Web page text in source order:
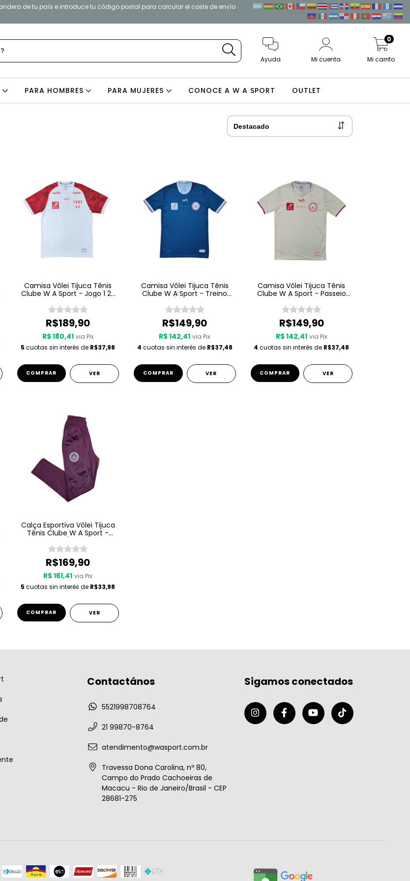
bandera de tu país e introduce tu código postal para calcular el coste de envío
Ayuda Mi cuenta Mi carrito
0
PARA HOMBRES PARA MUJERES CONOCE A W A SPORT OUTLET
Camisa Vôlei Tijuca Tênis
Clube W A Sport - Jogo 1 25
R$189,90
R$ 180,41 via Pix
5 cuotas sin interés de R$37,98
COMPRAR VER
Camisa Vôlei Tijuca Tênis
Clube W A Sport - Treino
R$149,90
R$ 142,41 via Pix
4 cuotas sin interés de R$37,48
COMPRAR VER
Camisa Vôlei Tijuca Tênis
Clube W A Sport - Passeio
R$149,90
R$ 142,41 via Pix
4 cuotas sin interés de R$37,48
COMPRAR VER
Calça Esportiva Vôlei Tijuca
Tênis Clube W A Sport -
R$169,90
R$ 161,41 via Pix
5 cuotas sin interés de R$33,98
COMPRAR VER
Contactános
5521998708764
21 99870-8764
atendimento@wasport.com.br
Travessa Dona Carolina, nº 80,
Campo do Prado Cachoeiras de
Macacu - Rio de Janeiro/Brasil - CEP
28681-275
Sigamos conectados